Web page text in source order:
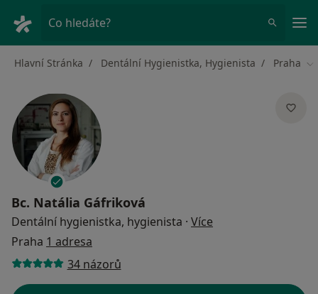
Co hledáte?
Hlavní Stránka Dentální Hygienistka, Hygienista Praha
Bc. Natália Gáfriková
Dentální hygienistka, hygienista · Více
Praha 1 adresa
34 názorů